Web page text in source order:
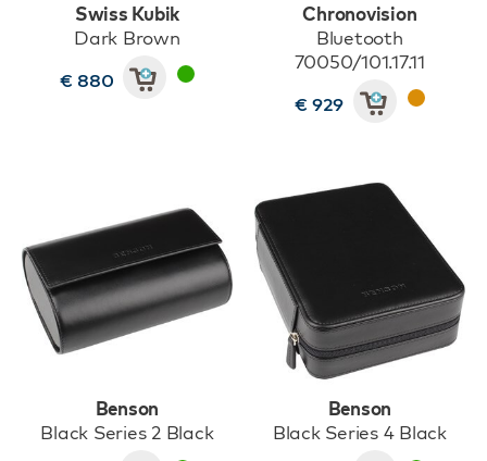
Swiss Kubik
Dark Brown
€ 880
Chronovision
Bluetooth
70050/101.17.11
€ 929
Benson
Black Series 2 Black
Benson
Black Series 4 Black